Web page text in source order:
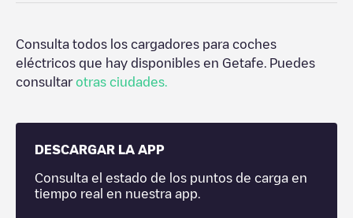
Consulta todos los cargadores para coches
eléctricos que hay disponibles en Getafe . Puedes
consultarotras ciudades.
DESCARGAR LA APP
Consulta el estado de los puntos de carga en
tiempo real en nuestra app.